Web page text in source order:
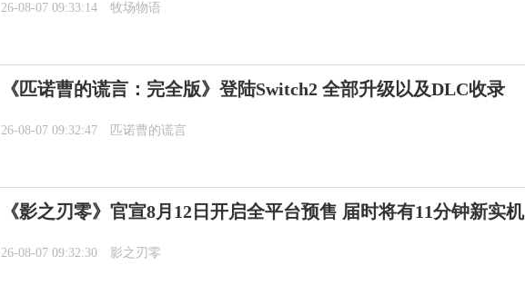
26-08-07 09:33:14 牧场物语
《匹诺曹的谎言：完全版》登陆Switch2 全部升级以及DLC收录
26-08-07 09:32:47 匹诺曹的谎言
《影之刃零》官宣8月12日开启全平台预售 届时将有11分钟新实机
26-08-07 09:32:30 影之刃零